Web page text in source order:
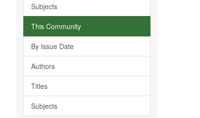
Subjects
This Community
By Issue Date
Authors
Titles
Subjects